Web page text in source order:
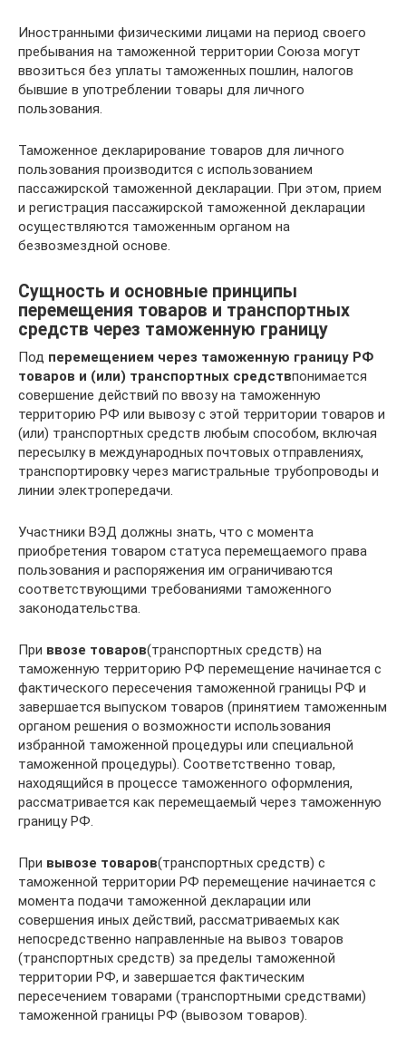
Иностранными физическими лицами на период своего
пребывания на таможенной территории Союза могут
ввозиться без уплаты таможенных пошлин, налогов
бывшие в употреблении товары для личного
пользования.
Таможенное декларирование товаров для личного
пользования производится с использованием
пассажирской таможенной декларации. При этом, прием
и регистрация пассажирской таможенной декларации
осуществляются таможенным органом на
безвозмездной основе.
Сущность и основные принципы
перемещения товаров и транспортных
средств через таможенную границу
Под перемещением через таможенную границу РФ
товаров и (или) транспортных средствпонимается
совершение действий по ввозу на таможенную
территорию РФ или вывозу с этой территории товаров и
(или) транспортных средств любым способом, включая
пересылку в международных почтовых отправлениях,
транспортировку через магистральные трубопроводы и
линии электропередачи.
Участники ВЭД должны знать, что с момента
приобретения товаром статуса перемещаемого права
пользования и распоряжения им ограничиваются
соответствующими требованиями таможенного
законодательства.
При ввозе товаров(транспортных средств) на
таможенную территорию РФ перемещение начинается с
фактического пересечения таможенной границы РФ и
завершается выпуском товаров (принятием таможенным
органом решения о возможности использования
избранной таможенной процедуры или специальной
таможенной процедуры). Соответственно товар,
находящийся в процессе таможенного оформления,
рассматривается как перемещаемый через таможенную
границу РФ.
При вывозе товаров(транспортных средств) с
таможенной территории РФ перемещение начинается с
момента подачи таможенной декларации или
совершения иных действий, рассматриваемых как
непосредственно направленные на вывоз товаров
(транспортных средств) за пределы таможенной
территории РФ, и завершается фактическим
пересечением товарами (транспортными средствами)
таможенной границы РФ (вывозом товаров).